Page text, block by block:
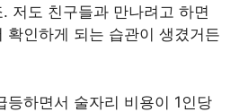
저도 친구들과 만나려고 하면
확인하게 되는 습관이 생겼거든
등하면서 술자리 비용이 1인당